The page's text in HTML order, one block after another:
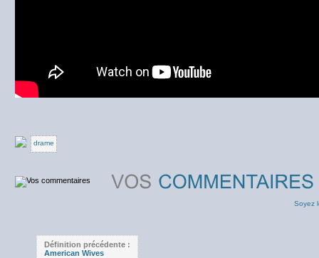
drame
Soyez
Définition précédente :
American Wives